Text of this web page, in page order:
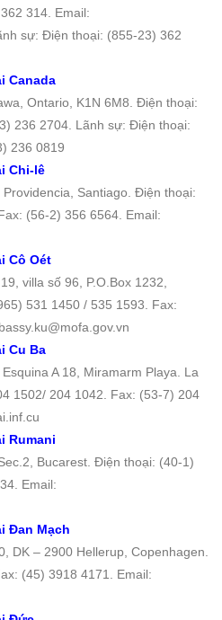
314. Email:
sự: Điện thoại: (855-23) 362
Canada
Ontario, K1N 6M8. Ðiện thoại:
236 2704. Lãnh sự: Điện thoại:
236 0819
Chi-lê
Santiago. Ðiện thoại:
(56-2) 356 6564. Email:
Cô Oét
villa số 96, P.O.Box 1232,
531 1450 / 535 1593. Fax:
Cu Ba
A 18, Miramarm Playa. La
1502/ 204 1042. Fax: (53-7) 204
Rumani
Bucarest. Ðiện thoại: (40-1)
Email:
Đan Mạch
DK – 2900 Hellerup, Copenhagen.
(45) 3918 4171. Email: